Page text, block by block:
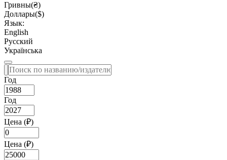
Гривны(₴)
Доллары($)
Язык:
English
Русский
Українська
Год
Год
Цена (₽)
Цена (₽)